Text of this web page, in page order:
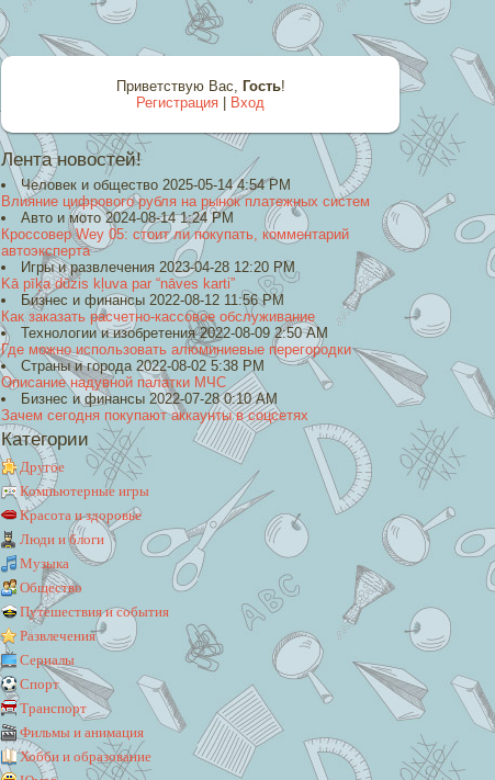
Приветствую Вас, Гость!
Регистрация
Вход
Лента новостей!
Человек и общество 2025-05-14 4:54 PM
Влияние цифрового рубля на рынок платежных систем
Авто и мото 2024-08-14 1:24 PM
Кроссовер Wey 05: стоит ли покупать, комментарий
автоэксперта
Игры и развлечения 2023-04-28 12:20 PM
Kā pīķa dūzis kļuva par “nāves karti”
Бизнес и финансы 2022-08-12 11:56 PM
Как заказать расчетно-кассовое обслуживание
Технологии и изобретения 2022-08-09 2:50 AM
Где можно использовать алюминиевые перегородки
Страны и города 2022-08-02 5:38 PM
Описание надувной палатки МЧС
Бизнес и финансы 2022-07-28 0:10 AM
Зачем сегодня покупают аккаунты в соцсетях
Категории
Другое
Компьютерные игры
Красота и здоровье
Люди и блоги
Музыка
Общество
Путешествия и события
Развлечения
Сериалы
Спорт
Транспорт
Фильмы и анимация
Хобби и образование